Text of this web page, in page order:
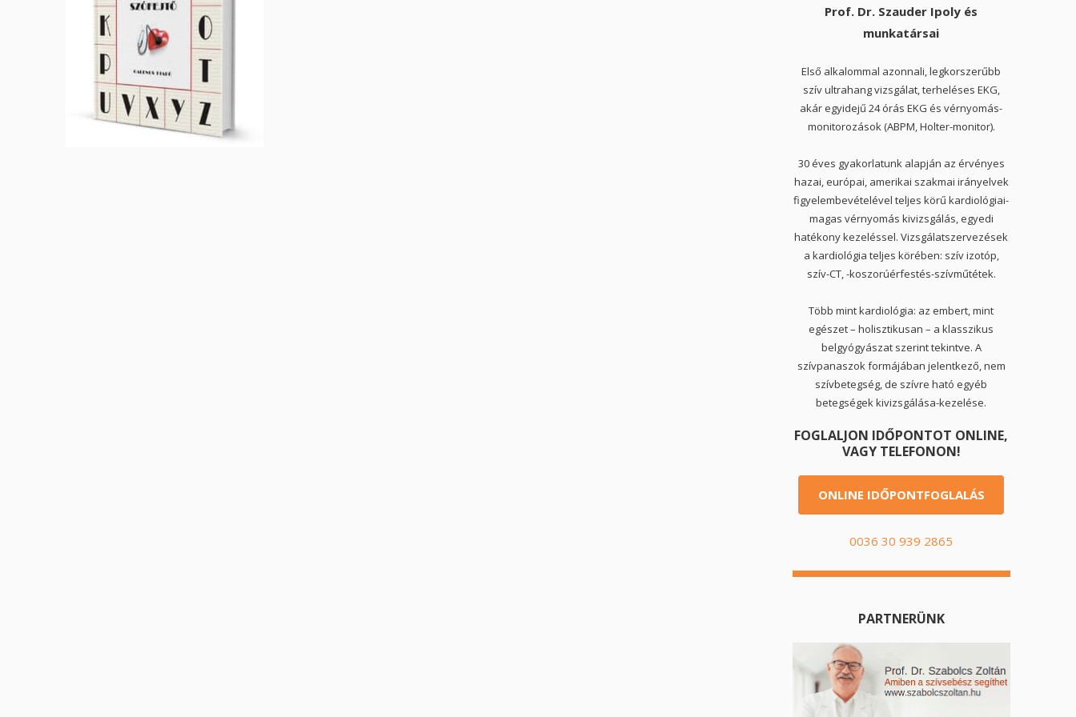
Prof. Dr. Szauder Ipoly és
munkatársai
Első alkalommal azonnali, legkorszerűbb
szív ultrahang vizsgálat, terheléses EKG,
akár egyidejű 24 órás EKG és vérnyomás-
monitorozások (ABPM, Holter-monitor).
30 éves gyakorlatunk alapján az érvényes
hazai, európai, amerikai szakmai irányelvek
figyelembevételével teljes körű kardiológiai-
magas vérnyomás kivizsgálás, egyedi
hatékony kezeléssel. Vizsgálatszervezések
a kardiológia teljes körében: szív izotóp,
szív-CT, -koszorúérfestés-szívműtétek.
Több mint kardiológia: az embert, mint
egészet – holisztikusan – a klasszikus
belgyógyászat szerint tekintve. A
szívpanaszok formájában jelentkező, nem
szívbetegség, de szívre ható egyéb
betegségek kivizsgálása-kezelése.
FOGLALJON IDŐPONTOT ONLINE,
VAGY TELEFONON!
ONLINE IDŐPONTFOGLALÁS
0036 30 939 2865
PARTNERÜNK